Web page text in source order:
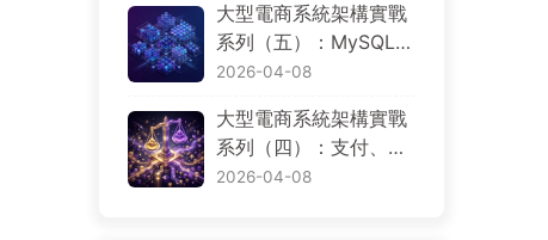
gion，AWS 基礎設施
如何規劃
大型電商系統架構實戰
系列（五）：MySQL、
PostgreSQL、Dynam
arch 與 S3，資料到底
該放哪裡
2026-04-08
大型電商系統架構實戰
系列（四）：支付、退
款、帳務、對帳與交易
2026-04-08